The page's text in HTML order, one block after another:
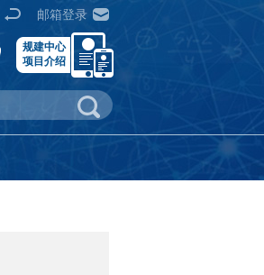
邮箱登录
规建中心
项目介绍